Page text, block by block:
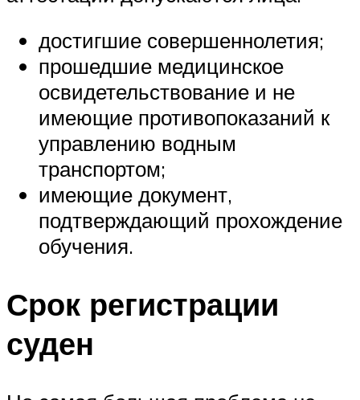
достигшие совершеннолетия;
прошедшие медицинское
освидетельствование и не
имеющие противопоказаний к
управлению водным
транспортом;
имеющие документ,
подтверждающий прохождение
обучения.
Срок регистрации
суден